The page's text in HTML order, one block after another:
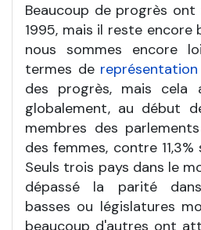
Beaucoup de progrès
1995, mais il reste encore
nous sommes encore
termes de
des progrès, mais
globalement, au début
membres des
des femmes, contre
Seuls trois pays dans le
dépassé la parité
basses ou législatures